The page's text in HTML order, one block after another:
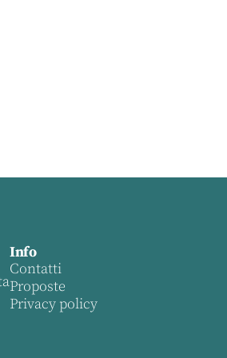
Info
Contatti
Proposte
Privacy policy